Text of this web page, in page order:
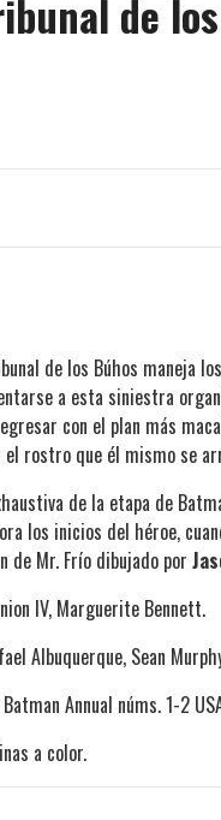
de
de los Búhos maneja
a esta siniestra
con el plan más
rostro que él mismo se
de la etapa de
los inicios del héroe,
de Mr. Frío dibujado por
IV, Marguerite Bennett.
Albuquerque, Sean
Annual núms. 1-2
a color.